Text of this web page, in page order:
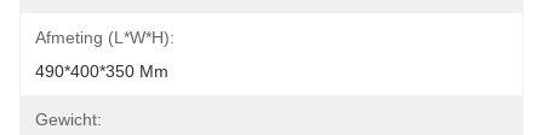
Afmeting (l*w*h):
490*400*350 Mm
Gewicht: